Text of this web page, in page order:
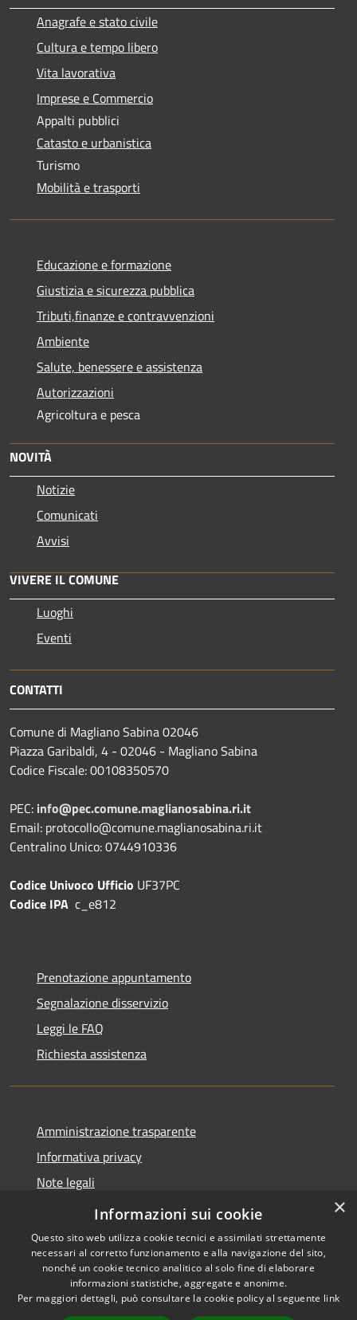
Anagrafe e stato civile
Cultura e tempo libero
Vita lavorativa
Imprese e Commercio
Appalti pubblici
Catasto e urbanistica
Turismo
Mobilità e trasporti
Educazione e formazione
Giustizia e sicurezza pubblica
Tributi,finanze e contravvenzioni
Ambiente
Salute, benessere e assistenza
Autorizzazioni
Agricoltura e pesca
NOVITÀ
Notizie
Comunicati
Avvisi
VIVERE IL COMUNE
Luoghi
Eventi
CONTATTI
Comune di Magliano Sabina 02046
Piazza Garibaldi, 4 - 02046 - Magliano Sabina
Codice Fiscale: 00108350570
PEC: info@pec.comune.maglianosabina.ri.it
Email: protocollo@comune.maglianosabina.ri.it
Centralino Unico: 0744910336
Codice Univoco Ufficio UF37PC
Codice IPA c_e812
Prenotazione appuntamento
Segnalazione disservizio
Leggi le FAQ
Richiesta assistenza
Amministrazione trasparente
Informativa privacy
Note legali
Dichiarazione di accessibilità
Accessibilità
Copyright © 2026 • Comune di
Magliano Sabina • Powered by
×
Informazioni sui cookie
Questo sito web utilizza cookie tecnici e assimilati strettamente
necessari al corretto funzionamento e alla navigazione del sito,
nonché un cookie tecnico analitico al solo fine di elaborare
informazioni statistiche, aggregate e anonime.
Per maggiori dettagli, può consultare la cookie policy al seguente link